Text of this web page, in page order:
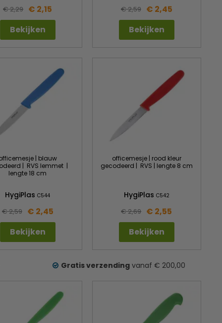
€ 2,29 € 2,15
Bekijken
€ 2,59 € 2,45
Bekijken
| blauw
| RVS lemmet |
lengte 18 cm
HygiPlasC544
€ 2,59 € 2,45
Bekijken
officemesje | rood kleur
gecodeerd | RVS | lengte 8 cm
HygiPlas C542
€ 2,69 € 2,55
Bekijken
Gratis verzendingvanaf € 200,00